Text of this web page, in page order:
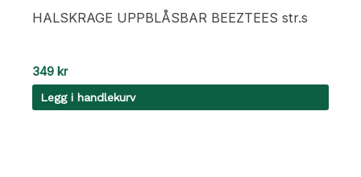
HALSKRAGE UPPBLÅSBAR BEEZTEES str.s
349 kr
Legg i handlekurv